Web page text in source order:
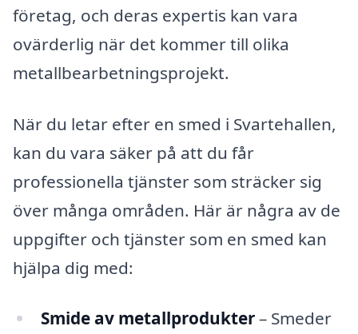
företag, och deras expertis kan vara
ovärderlig när det kommer till olika
metallbearbetningsprojekt.
När du letar efter en smed i Svartehallen,
kan du vara säker på att du får
professionella tjänster som sträcker sig
över många områden. Här är några av de
uppgifter och tjänster som en smed kan
hjälpa dig med:
Smide av metallprodukter– Smeder